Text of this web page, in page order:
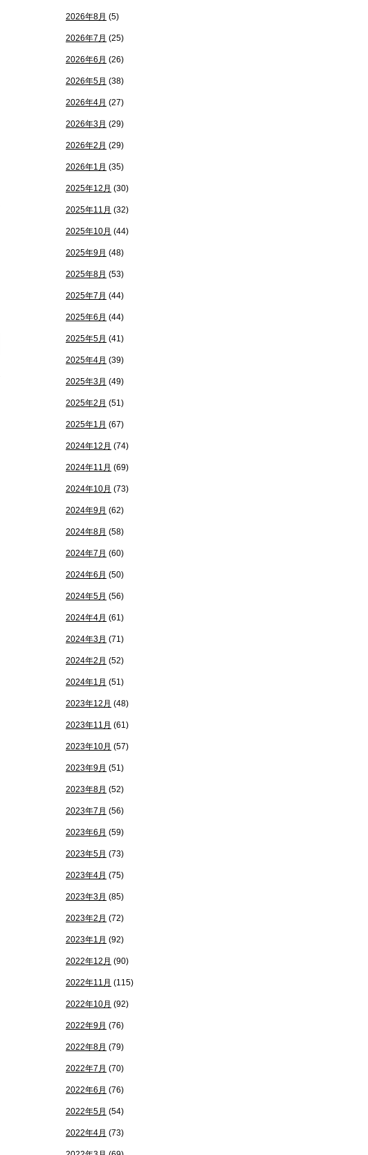
2026年8月 (5)
2026年7月 (25)
2026年6月 (26)
2026年5月 (38)
2026年4月 (27)
2026年3月 (29)
2026年2月 (29)
2026年1月 (35)
2025年12月 (30)
2025年11月 (32)
2025年10月 (44)
2025年9月 (48)
2025年8月 (53)
2025年7月 (44)
2025年6月 (44)
2025年5月 (41)
2025年4月 (39)
2025年3月 (49)
2025年2月 (51)
2025年1月 (67)
2024年12月 (74)
2024年11月 (69)
2024年10月 (73)
2024年9月 (62)
2024年8月 (58)
2024年7月 (60)
2024年6月 (50)
2024年5月 (56)
2024年4月 (61)
2024年3月 (71)
2024年2月 (52)
2024年1月 (51)
2023年12月 (48)
2023年11月 (61)
2023年10月 (57)
2023年9月 (51)
2023年8月 (52)
2023年7月 (56)
2023年6月 (59)
2023年5月 (73)
2023年4月 (75)
2023年3月 (85)
2023年2月 (72)
2023年1月 (92)
2022年12月 (90)
2022年11月 (115)
2022年10月 (92)
2022年9月 (76)
2022年8月 (79)
2022年7月 (70)
2022年6月 (76)
2022年5月 (54)
2022年4月 (73)